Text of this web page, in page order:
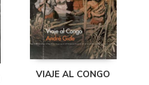
VIAJE AL CONGO